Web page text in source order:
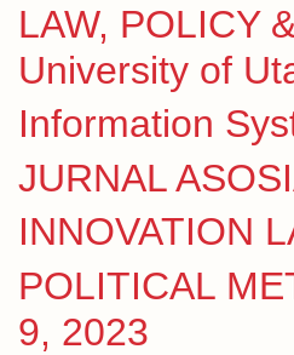
LAW, POLICY
University of
Information
JURNAL
INNOVATION
POLITICAL
9, 2023